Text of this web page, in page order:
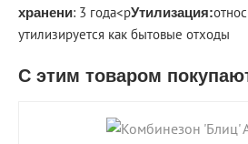
хранени: 3 года<pУтилизация:
утилизируется как бытовые отходы
С этим товаром
shopping_cart В